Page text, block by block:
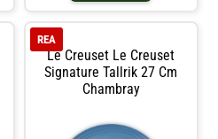
Le Creuset Le Creuset
Signature Tallrik 27 Cm
Chambray
REA